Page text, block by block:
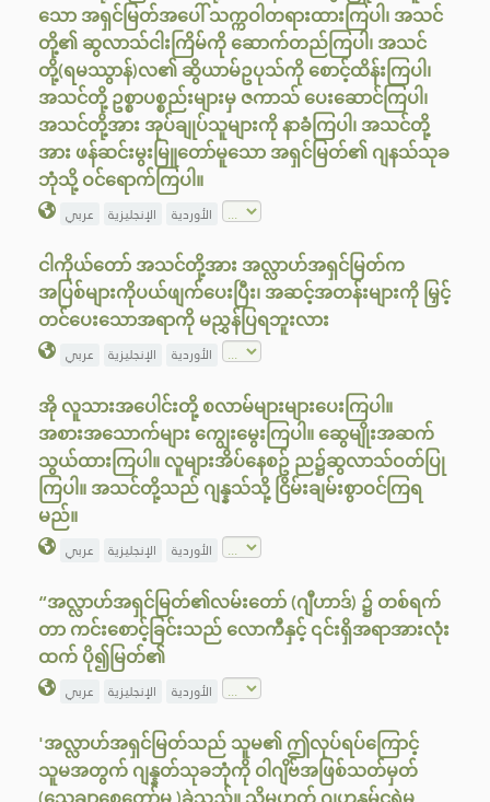
သော အရှင်မြတ်အပေါ် သက္ကဝါတရားထားကြပါ၊ အသင်
တို့၏ ဆွလာသ်ငါးကြိမ်ကို ဆောက်တည်ကြပါ၊ အသင်
တို့(ရမဿွာန်)လ၏ ဆွိယာမ်ဥပုသ်ကို စောင့်ထိန်းကြပါ၊
အသင်တို့ ဥစ္စာပစ္စည်းများမှ ဇကာသ် ပေးဆောင်ကြပါ၊
အသင်တို့အား အုပ်ချုပ်သူများကို နာခံကြပါ၊ အသင်တို့
အား ဖန်ဆင်းမွးမြူတော်မူသော အရှင်မြတ်၏ ဂျနသ်သုခ
ဘုံသို့ ဝင်ရောက်ကြပါ။
عربي الإنجليزية الأوردية
ငါကိုယ်တော် အသင်တို့အား အလ္လာဟ်အရှင်မြတ်က
အပြစ်များကိုပယ်ဖျက်ပေးပြီး၊ အဆင့်အတန်းများကို မြှင့်
တင်ပေးသောအရာကို မညွှန်ပြရဘူးလား
عربي الإنجليزية الأوردية
အို လူသားအပေါင်းတို့ စလာမ်များများပေးကြပါ။
အစားအသောက်များ ကျွေးမွေးကြပါ။ ဆွေမျိုးအဆက်
သွယ်ထားကြပါ။ လူများအိပ်နေစဥ် ည၌ဆွလာသ်ဝတ်ပြု
ကြပါ။ အသင်တို့သည် ဂျန္နသ်သို့ ငြိမ်းချမ်းစွာဝင်ကြရ
မည်။
عربي الإنجليزية الأوردية
“အလ္လာဟ်အရှင်မြတ်၏လမ်းတော် (ဂျီဟာဒ်) ၌ တစ်ရက်
တာ ကင်းစောင့်ခြင်းသည် လောကီနှင့် ၎င်းရှိအရာအားလုံး
ထက် ပို၍မြတ်၏
عربي الإنجليزية الأوردية
'အလ္လာဟ်အရှင်မြတ်သည် သူမ၏ ဤလုပ်ရပ်ကြောင့်
သူမအတွက် ဂျန္နတ်သုခဘုံကို ဝါဂျိဗ်အဖြစ်သတ်မှတ်